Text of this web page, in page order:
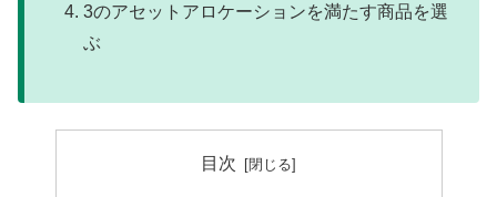
3のアセットアロケーションを満たす商品を選
ぶ
目次